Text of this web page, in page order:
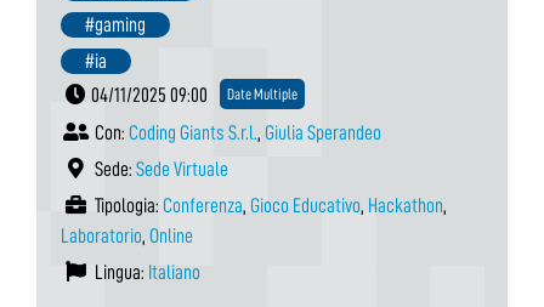
#gaming
#ia
04/11/2025 09:00
Date Multiple
Con: Coding Giants S.r.l., Giulia Sperandeo
Sede: Sede Virtuale
Tipologia: Conferenza, Gioco Educativo, Hackathon,
Laboratorio, Online
Lingua: Italiano